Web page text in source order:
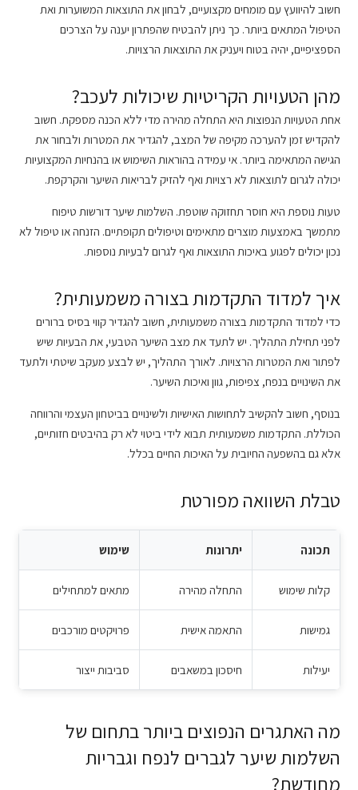
חשוב להיוועץ עם מומחים מקצועיים, לבחון את התוצאות המשוערות ואת
הטיפול המתאים ביותר. כך ניתן להבטיח שהפתרון יענה על הצרכים
הספציפיים, יהיה בטוח ויעניק את התוצאות הרצויות.
מהן הטעויות הקריטיות שיכולות לעכב?
אחת הטעויות הנפוצות היא התחלה מהירה מדי ללא הכנה מספקת. חשוב
להקדיש זמן להערכה מקיפה של המצב, להגדיר את המטרות ולבחור את
הגישה המתאימה ביותר. אי עמידה בהוראות השימוש או בהנחיות המקצועיות
יכולה לגרום לתוצאות לא רצויות ואף להזיק לבריאות השיער והקרקפת.
טעות נוספת היא חוסר תחזוקה שוטפת. השלמות שיער דורשות טיפוח
מתמשך באמצעות מוצרים מתאימים וטיפולים תקופתיים. הזנחה או טיפול לא
נכון יכולים לפגוע באיכות התוצאות ואף לגרום לבעיות נוספות.
איך למדוד התקדמות בצורה משמעותית?
כדי למדוד התקדמות בצורה משמעותית, חשוב להגדיר קווי בסיס ברורים
לפני תחילת התהליך. יש לתעד את מצב השיער הטבעי, את הבעיות שיש
לפתור ואת המטרות הרצויות. לאורך התהליך, יש לבצע מעקב שיטתי ולתעד
את השינויים בנפח, צפיפות, גוון ואיכות השיער.
בנוסף, חשוב להקשיב לתחושות האישיות ולשינויים בביטחון העצמי והרווחה
הכוללת. התקדמות משמעותית תבוא לידי ביטוי לא רק בהיבטים חזותיים,
אלא גם בהשפעה החיובית על האיכות החיים בכלל.
טבלת השוואה מפורטת
תכונה יתרונות שימוש
קלות שימוש התחלה מהירה מתאים למתחילים
גמישות התאמה אישית פרויקטים מורכבים
יעילות חיסכון במשאבים סביבות ייצור
מה האתגרים הנפוצים ביותר בתחום של
השלמות שיער לגברים לנפח וגבריות
מחודשת?